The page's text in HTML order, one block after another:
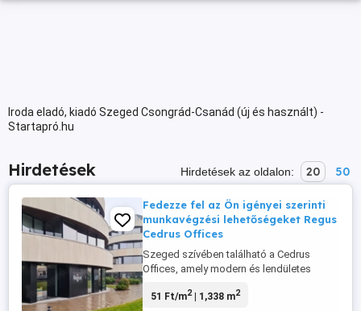
Iroda eladó, kiadó Szeged Csongrád-Csanád (új és használt) -
Startapró.hu
Hirdetések Hirdetések az oldalon: 20 50
Fedezze fel az Ön igényei szerinti
munkavégzési lehetőségeket Regus
Cedrus Offices
Szeged szívében található a Cedrus
Offices, amely modern és lendületes
vállalkozás számára. Ez az irodaközpont
51 Ft/m2| 1,338 m2